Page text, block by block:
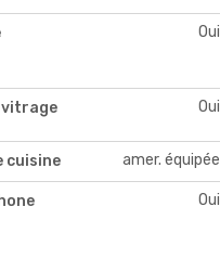
Oui
vitrage Oui
cuisine amer. équipée
Oui